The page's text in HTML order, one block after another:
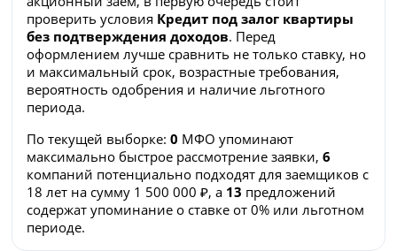
проверить условия Кредит под залог квартиры
без подтверждения доходов. Перед
оформлением лучше сравнить не только ставку, но
и максимальный срок, возрастные требования,
вероятность одобрения и наличие льготного
периода.
По текущей выборке:0 МФО упоминают
максимально быстрое рассмотрение заявки,6
компаний потенциально подходят для заемщиков с
18 лет на сумму 1 500 000 ₽, а 13 предложений
содержат упоминание о ставке от 0% или льготном
периоде.